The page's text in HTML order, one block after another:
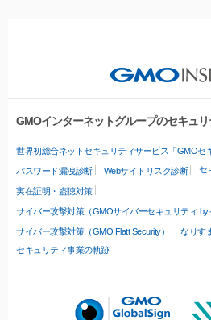
GMOインターネットグループのセキュ
世界初総合ネットセキュリティサービス「GMOセ
パスワード漏洩診断 Webサイトリスク診断 セ
実在証明・盗聴対策
サイバー攻撃対策（GMOサイバーセキュリティ by
サイバー攻撃対策（GMO Flatt Security）
なりす
セキュリティ事業の軌跡